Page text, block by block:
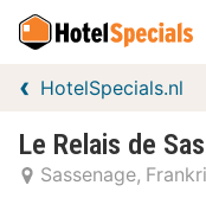
HotelSpecials.nl
Le Relais de
Sassenage